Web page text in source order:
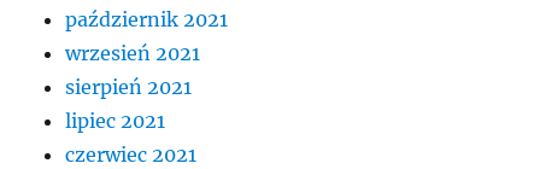
październik 2021
wrzesień 2021
sierpień 2021
lipiec 2021
czerwiec 2021